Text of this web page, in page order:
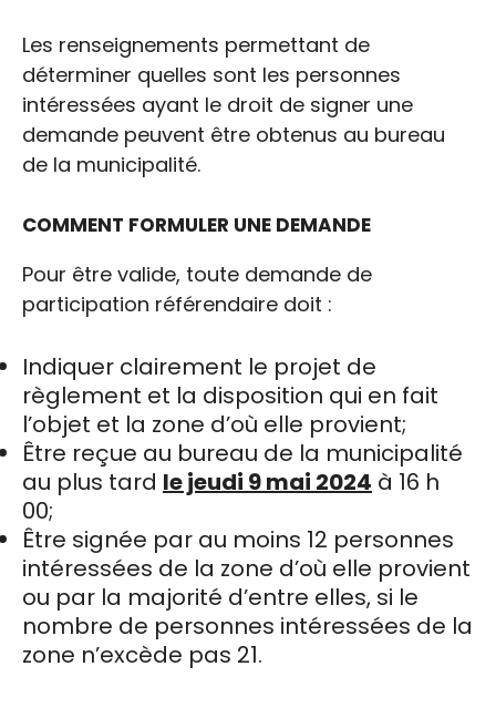
Les renseignements permettant de
déterminer quelles sont les personnes
intéressées ayant le droit de signer une
demande peuvent être obtenus au bureau
de la municipalité.
COMMENT FORMULER UNE DEMANDE
Pour être valide, toute demande de
participation référendaire doit :
Indiquer clairement le projet de
règlement et la disposition qui en fait
l’objet et la zone d’où elle provient;
Être reçue au bureau de la municipalité
au plus tard le jeudi 9 mai 2024 à 16 h
00;
Être signée par au moins 12 personnes
intéressées de la zone d’où elle provient
ou par la majorité d’entre elles, si le
nombre de personnes intéressées de la
zone n’excède pas 21.